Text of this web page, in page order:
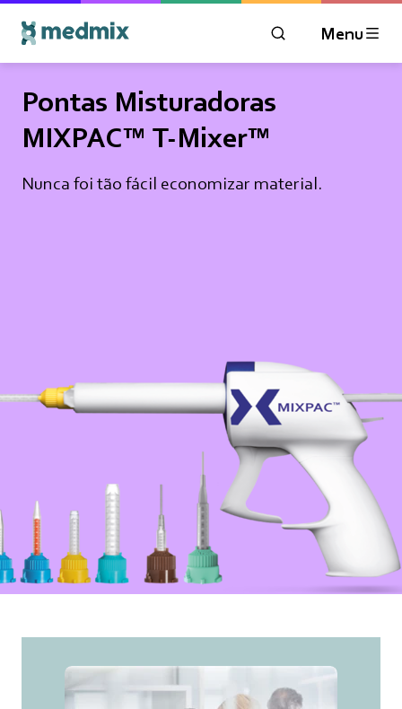
Logo title
ABRIR A JANELA
Menu
Pontas Misturadoras
MIXPAC™ T-Mixer™
Nunca foi tão fácil economizar material.